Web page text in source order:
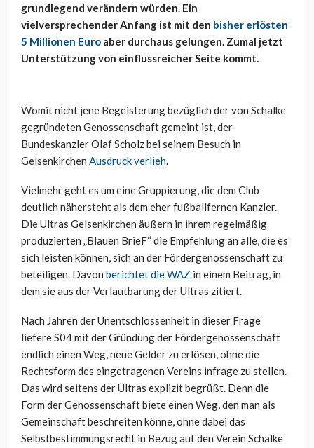
grundlegend verändern würden. Ein
vielversprechender Anfang ist mit den bisher erlösten
5 Millionen Euro aber durchaus gelungen. Zumal jetzt
Unterstützung von einflussreicher Seite kommt.
Womit nicht jene Begeisterung bezüglich der von Schalke
gegründeten Genossenschaft gemeint ist, der
Bundeskanzler Olaf Scholz bei seinem Besuch in
Gelsenkirchen Ausdruck verlieh.
Vielmehr geht es um eine Gruppierung, die dem Club
deutlich nähersteht als dem eher fußballfernen Kanzler.
Die Ultras Gelsenkirchen äußern in ihrem regelmäßig
produzierten „Blauen BrieF“ die Empfehlung an alle, die es
sich leisten können, sich an der Fördergenossenschaft zu
beteiligen. Davon berichtet die WAZ in einem Beitrag, in
dem sie aus der Verlautbarung der Ultras zitiert.
Nach Jahren der Unentschlossenheit in dieser Frage
liefere S04 mit der Gründung der Fördergenossenschaft
endlich einen Weg, neue Gelder zu erlösen, ohne die
Rechtsform des eingetragenen Vereins infrage zu stellen.
Das wird seitens der Ultras explizit begrüßt. Denn die
Form der Genossenschaft biete einen Weg, den man als
Gemeinschaft beschreiten könne, ohne dabei das
Selbstbestimmungsrecht in Bezug auf den Verein Schalke